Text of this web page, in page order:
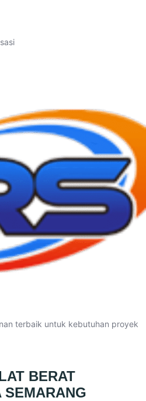
terbaik untuk kebutuhan proyek
BERAT
SEMARANG